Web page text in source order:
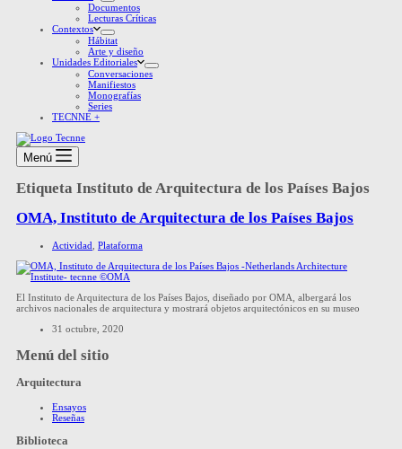
Documentos
Lecturas Críticas
Contextos
Hábitat
Arte y diseño
Unidades Editoriales
Conversaciones
Manifiestos
Monografías
Series
TECNNE +
Menú
Etiqueta Instituto de Arquitectura de los Países Bajos
OMA, Instituto de Arquitectura de los Países Bajos
Actividad Plataforma
El Instituto de Arquitectura de los Países Bajos, diseñado por OMA, albergará los
archivos nacionales de arquitectura y mostrará objetos arquitectónicos en su museo
31 octubre, 2020
Menú del sitio
Arquitectura
Ensayos
Reseñas
Biblioteca